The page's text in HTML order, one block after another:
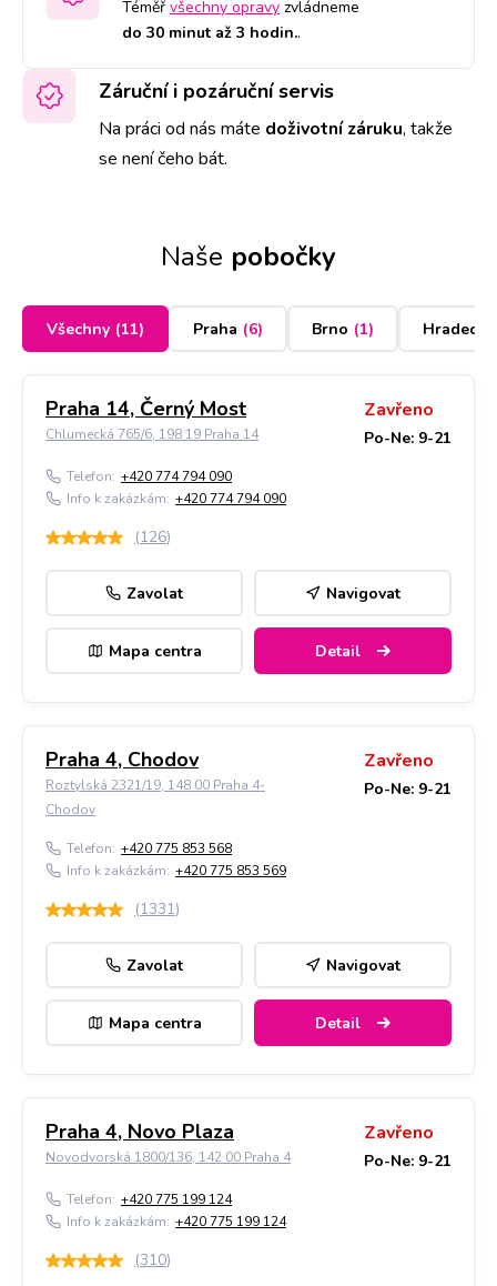
Téměř všechny opravy zvládneme
do 30 minut až 3 hodin..
Záruční i pozáruční servis
Na práci od nás máte doživotní záruku, takže
se není čeho bát.
Naše pobočky
Všechny (11) Praha (6) Brno (1) Hradec
Praha 14, Černý Most
Chlumecká 765/6, 198 19 Praha 14
Zavřeno
Po-Ne: 9-21
Telefon: +420 774 794 090
Info k zakázkám: +420 774 794 090
(126)
Zavolat Navigovat
Mapa centra Detail
Praha 4, Chodov
Roztylská 2321/19, 148 00 Praha 4-
Chodov
Zavřeno
Po-Ne: 9-21
Telefon: +420 775 853 568
Info k zakázkám: +420 775 853 569
(1331)
Zavolat Navigovat
Mapa centra Detail
Praha 4, Novo Plaza
Novodvorská 1800/136, 142 00 Praha 4
Zavřeno
Po-Ne: 9-21
Telefon: +420 775 199 124
Info k zakázkám: +420 775 199 124
(310)